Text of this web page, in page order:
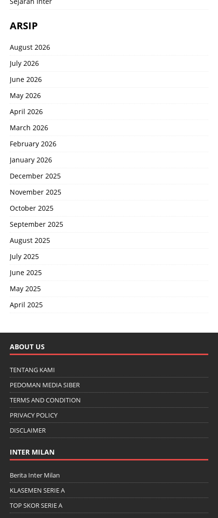
ARSIP
August 2026
July 2026
June 2026
May 2026
April 2026
March 2026
February 2026
January 2026
December 2025
November 2025
October 2025
September 2025
August 2025
July 2025
June 2025
May 2025
April 2025
ABOUT US
TENTANG KAMI
PEDOMAN MEDIA SIBER
TERMS AND CONDITION
PRIVACY POLICY
DISCLAIMER
INTER MILAN
Berita Inter Milan
KLASEMEN SERIE A
TOP SKOR SERIE A